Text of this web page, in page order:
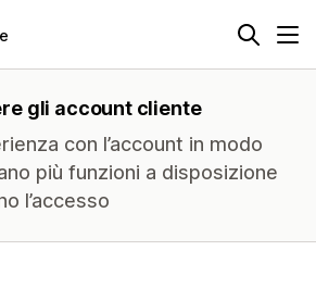
gli account cliente
con l’account in modo
più funzioni a disposizione
l’accesso